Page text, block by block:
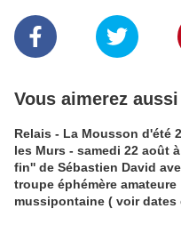
Vous aimerez aussi
Relais - La Mousson d'été
les Murs - samedi 22 août à 18
fin'' de Sébastien David
troupe éphémère amateure
mussipontaine ( voir dates